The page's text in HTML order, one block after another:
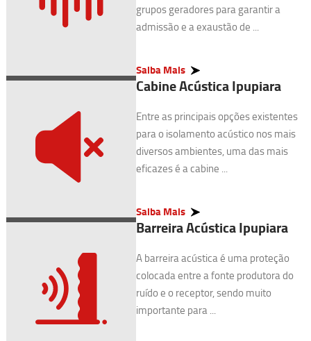
grupos geradores para garantir a
admissão e a exaustão de ...
Saiba Mais
Cabine Acústica Ipupiara
Entre as principais opções existentes
para o isolamento acústico nos mais
diversos ambientes, uma das mais
eficazes é a cabine ...
Saiba Mais
Barreira Acústica Ipupiara
A barreira acústica é uma proteção
colocada entre a fonte produtora do
ruído e o receptor, sendo muito
importante para ...